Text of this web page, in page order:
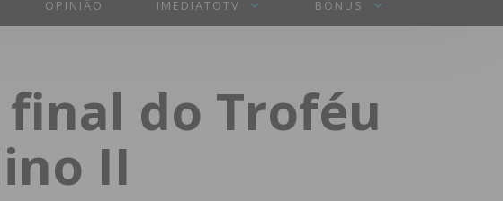
Senha
INICIAR SESSÃO
OPINIÃO IMEDIATOTV BÓNUS
do Troféu
II